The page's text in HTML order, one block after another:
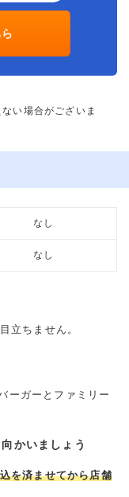
い場合がございま
なし
なし
立ちません。
ーガーとファミリー
かいましょう
を済ませてから店舗